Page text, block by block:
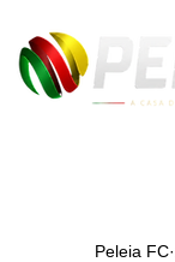
Peleia FC